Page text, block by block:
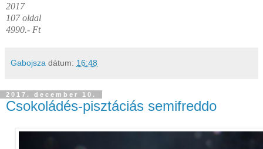
2017
107 oldal
4990.- Ft
Gabojsza dátum: 16:48
2017. december 10.
Csokoládés-pisztáciás semifreddo